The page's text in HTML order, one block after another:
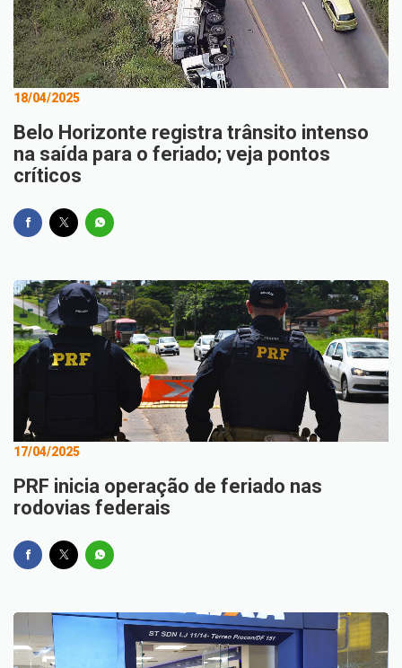
18/04/2025
Belo Horizonte registra trânsito intenso
na saída para o feriado; veja pontos
críticos
17/04/2025
PRF inicia operação de feriado nas
rodovias federais